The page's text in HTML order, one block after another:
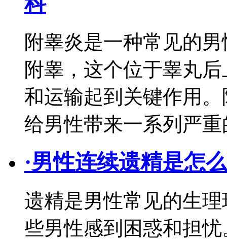
附睾炎是一种常见的
附睾，这个位于睾丸
和运输起到关键作用
给男性带来一系列严
·男性连续遗精是怎
遗精是男性常见的生
些男性感到困惑和担